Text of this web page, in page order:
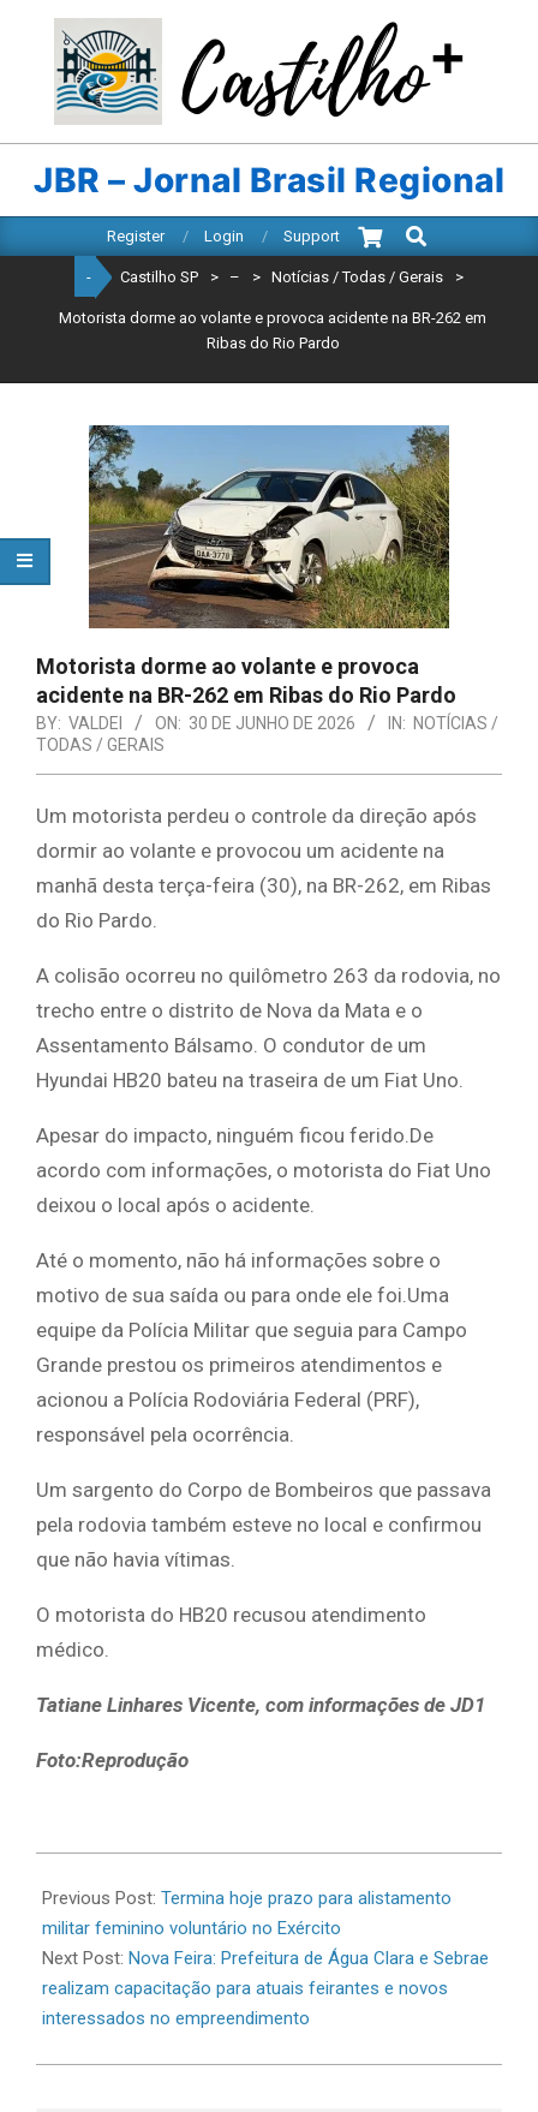
content
CASTILHO
SP
JBR – Jornal Brasil Regional
Navigation
Register Login Support
Search
- Castilho SP > – > Notícias / Todas / Gerais >
Motorista dorme ao volante e provoca acidente na BR-262 em
Ribas do Rio Pardo
Motorista dorme ao volante e provoca
acidente na BR-262 em Ribas do Rio Pardo
BY: VALDEI ON: 30 DE JUNHO DE 2026 IN: NOTÍCIAS /
TODAS / GERAIS
Um motorista perdeu o controle da direção após
dormir ao volante e provocou um acidente na
manhã desta terça-feira (30), na BR-262, em Ribas
do Rio Pardo.
A colisão ocorreu no quilômetro 263 da rodovia, no
trecho entre o distrito de Nova da Mata e o
Assentamento Bálsamo. O condutor de um
Hyundai HB20 bateu na traseira de um Fiat Uno.
Apesar do impacto, ninguém ficou ferido.De
acordo com informações, o motorista do Fiat Uno
deixou o local após o acidente.
Até o momento, não há informações sobre o
motivo de sua saída ou para onde ele foi.Uma
equipe da Polícia Militar que seguia para Campo
Grande prestou os primeiros atendimentos e
acionou a Polícia Rodoviária Federal (PRF),
responsável pela ocorrência.
Um sargento do Corpo de Bombeiros que passava
pela rodovia também esteve no local e confirmou
que não havia vítimas.
O motorista do HB20 recusou atendimento
médico.
Tatiane Linhares Vicente, com informações de JD1
Foto:Reprodução
06-
30
Previous Post: Termina hoje prazo para alistamento
militar feminino voluntário no Exército
Next Post: Nova Feira: Prefeitura de Água Clara e Sebrae
realizam capacitação para atuais feirantes e novos
interessados no empreendimento